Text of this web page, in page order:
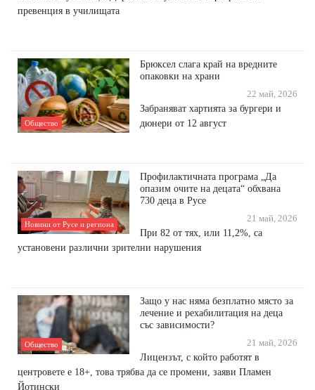
превенция в училищата
Общество
Брюксел слага край на вредните
опаковки на храни
22 май, 2026
Забраняват хартията за бургери и
дюнери от 12 август
Новини от Русе и региона
Профилактичната програма „Да
опазим очите на децата“ обхвана
730 деца в Русе
21 май, 2026
При 82 от тях, или 11,2%, са
установени различни зрителни нарушения
Общество
Защо у нас няма безплатно място за
лечение и рехабилитация на деца
със зависимости?
21 май, 2026
Лицензът, с който работят в
центровете е 18+, това трябва да се промени, заяви Пламен
Йотински